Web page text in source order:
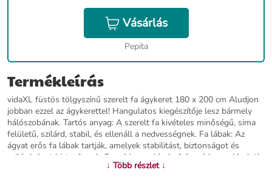
Vásárlás
Pepita
Termékleírás
vidaXL füstös tölgyszínű szerelt fa ágykeret 180 x 200 cm Aludjon
jobban ezzel az ágykerettel! Hangulatos kiegészítője lesz bármely
hálószobának. Tartós anyag: A szerelt fa kivételes minőségű, sima
felületű, szilárd, stabil, és ellenáll a nedvességnek. Fa lábak: Az
ágyat erős fa lábak tartják, amelyek stabilitást, biztonságot és
szilárdságot biztosítanak. Furnérlemez lécek: A furnérlemez lécek jó
súlyelosztást biztosítanak, így a matrac a helyén marad, amikor
↓ Több részlet ↓